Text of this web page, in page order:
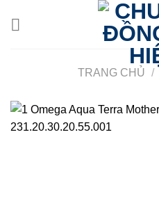
TRANG CHỦ /